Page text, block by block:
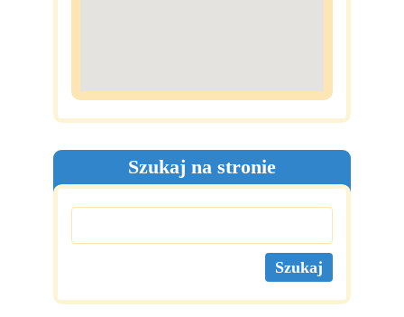
Szukaj na stronie